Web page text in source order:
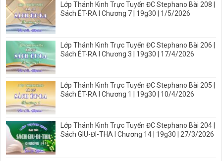
Lớp Thánh Kinh Trực Tuyến ĐC Stephano Bài 208 |
Sách ÉT-RA I Chương 7 | 19g30 | 1/5/2026
Lớp Thánh Kinh Trực Tuyến ĐC Stephano Bài 206 |
Sách ÉT-RA I Chương 3 | 19g30 | 17/4/2026
Lớp Thánh Kinh Trực Tuyến ĐC Stephano Bài 205 |
Sách ÉT-RA I Chương 1 | 19g30 | 10/4/2026
Lớp Thánh Kinh Trực Tuyến ĐC Stephano Bài 204 |
Sách GIU-ĐI-THA I Chương 14 | 19g30 | 27/3/2026